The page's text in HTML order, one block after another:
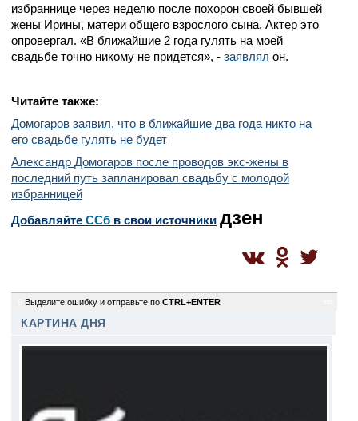
избраннице через неделю после похорон своей бывшей
жены Ирины, матери общего взрослого сына. Актер это
опровергал. «В ближайшие 2 года гулять на моей
свадьбе точно никому не придется», - заявлял он.
Читайте также:
Домогаров заявил, что в ближайшие два года никто на
его свадьбе гулять не будет
Александр Домогаров после проводов экс-жены в
последний путь запланировал свадьбу с молодой
избранницей
Добавляйте CСб в свои источники дзен
Выделите ошибку и отправьте по CTRL+ENTER
КАРТИНА ДНЯ